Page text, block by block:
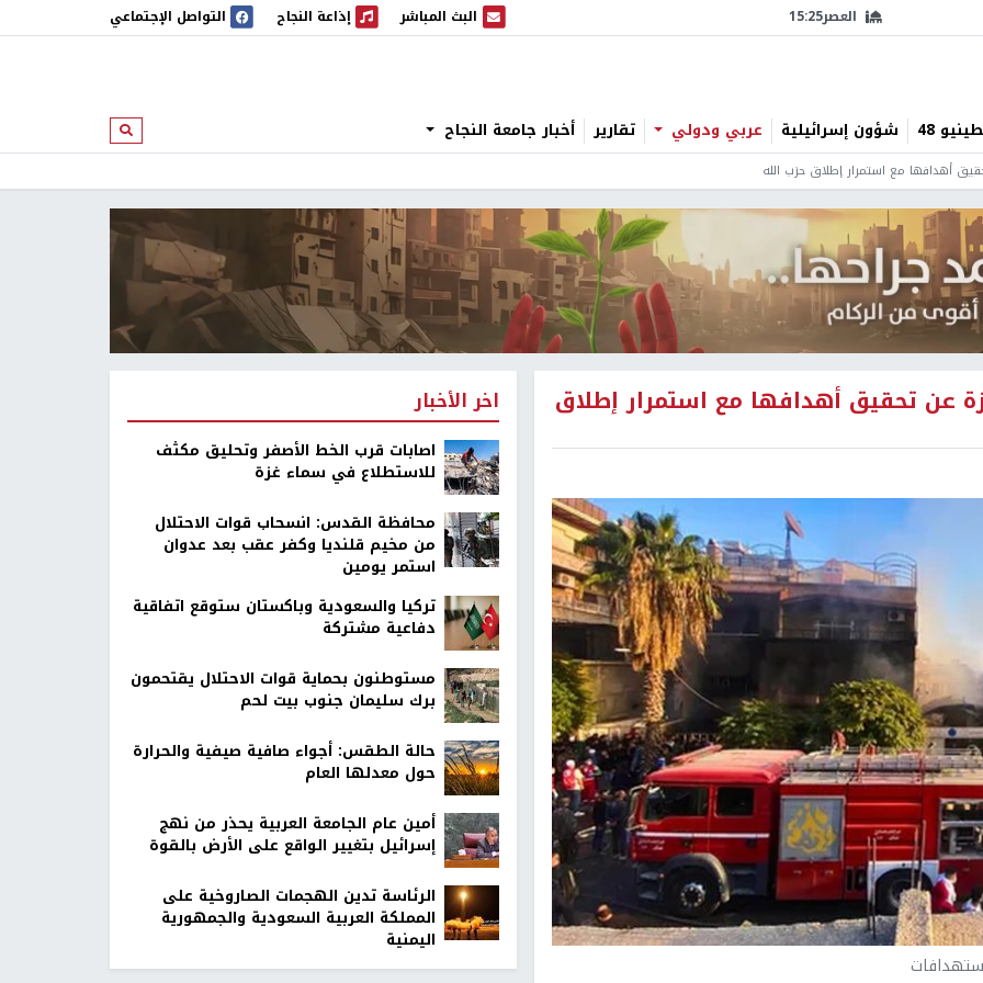
العصر15:25 البث المباشر
البث المباشر إذاعة النجاح
إذاعة النجاح التواصل الإجتماعي
48 شؤون إسرائيلية عربي ودولي تقارير أخبار جامعة النجاح ابحث
أهدافها مع استمرار إطلاق حزب الله
عن تحقيق أهدافها مع استمرار إطلاق اخر الأخبار
اصابات قرب الخط الأصفر وتحليق مكثف
للاستطلاع في سماء غزة
محافظة القدس: انسحاب قوات الاحتلال
من مخيم قلنديا وكفر عقب بعد عدوان
استمر يومين
تركيا والسعودية وباكستان ستوقع اتفاقية
دفاعية مشتركة
مستوطنون بحماية قوات الاحتلال يقتحمون
برك سليمان جنوب بيت لحم
حالة الطقس: أجواء صافية صيفية والحرارة
حول معدلها العام
أمين عام الجامعة العربية يحذر من نهج
إسرائيل بتغيير الواقع على الأرض بالقوة
الرئاسة تدين الهجمات الصاروخية على
المملكة العربية السعودية والجمهورية
اليمنية